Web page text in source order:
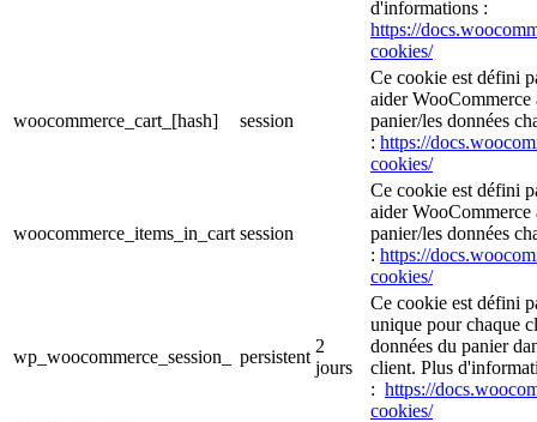
d'informations :
https://
cookies/
woocommerce_cart_[hash] session
Ce cookie est défini
aider WooCommerce
panier/les données
: https://
cookies/
woocommerce_items_in_cart session
Ce cookie est défini
aider WooCommerce
panier/les données
: https://
cookies/
wp_woocommerce_session_ persistent
2
jours
Ce cookie est défini
unique pour chaque
données du panier
client. Plus
: https://
cookies/